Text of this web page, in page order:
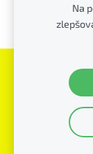
obranca
PFK
Na